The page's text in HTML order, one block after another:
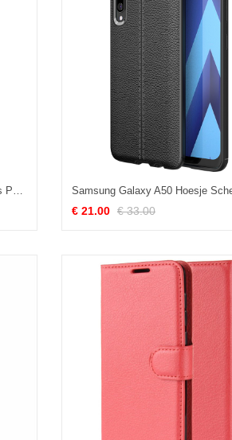
Samsung Galaxy A50 Hoesje Lovers Patroon Schrobben, Samsung Galaxy A50 Hoesje Denim Gemengde Kleuren
€ 21.00 € 33.00